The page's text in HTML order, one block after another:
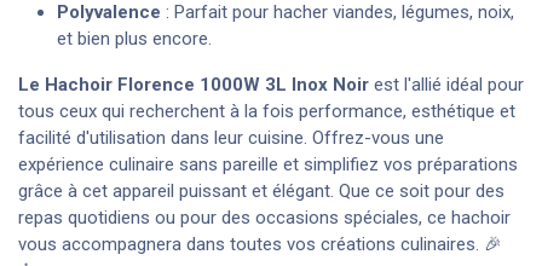
Polyvalence : Parfait pour hacher viandes, légumes, noix,
et bien plus encore.
Le Hachoir Florence 1000W 3L Inox Noir est l'allié idéal pour
tous ceux qui recherchent à la fois performance, esthétique et
facilité d'utilisation dans leur cuisine. Offrez-vous une
expérience culinaire sans pareille et simplifiez vos préparations
grâce à cet appareil puissant et élégant. Que ce soit pour des
repas quotidiens ou pour des occasions spéciales, ce hachoir
vous accompagnera dans toutes vos créations culinaires. 🎉